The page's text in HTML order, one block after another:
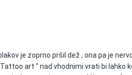
je zoprno pršil dež , ona pa je
art ″ nad vhodnimi vrati bi